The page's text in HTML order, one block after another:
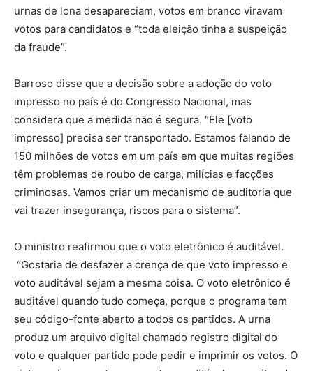
urnas de lona desapareciam, votos em branco viravam
votos para candidatos e “toda eleição tinha a suspeição
da fraude”.
Barroso disse que a decisão sobre a adoção do voto
impresso no país é do Congresso Nacional, mas
considera que a medida não é segura. “Ele [voto
impresso] precisa ser transportado. Estamos falando de
150 milhões de votos em um país em que muitas regiões
têm problemas de roubo de carga, milícias e facções
criminosas. Vamos criar um mecanismo de auditoria que
vai trazer insegurança, riscos para o sistema”.
O ministro reafirmou que o voto eletrônico é auditável.
“Gostaria de desfazer a crença de que voto impresso e
voto auditável sejam a mesma coisa. O voto eletrônico é
auditável quando tudo começa, porque o programa tem
seu código-fonte aberto a todos os partidos. A urna
produz um arquivo digital chamado registro digital do
voto e qualquer partido pode pedir e imprimir os votos. O